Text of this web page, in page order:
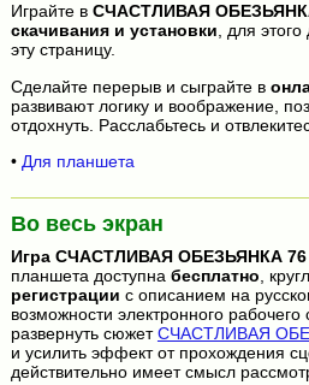
Играйте в СЧАСТЛИВАЯ
скачивания и установки, для
эту страницу.
Сделайте перерыв и сыграйте в
развивают логику и воображение,
отдохнуть. Расслабьтесь и
• Для планшета
Во весь экран
Игра СЧАСТЛИВАЯ ОБЕЗЬЯНКА 76
планшета доступна бесплатно,
регистрации с описанием на
возможности электронного
развернуть сюжетСЧАСТЛИВАЯ
и усилить эффект от прохождения
действительно имеет смысл